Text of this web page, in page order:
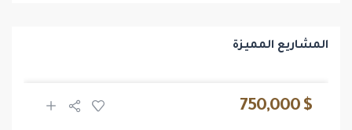
المشاريع المميزة
$ 750,000